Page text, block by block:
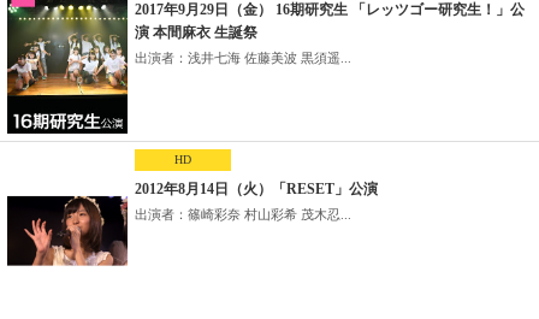
2017年9月29日（金） 16期研究生 「レッツゴー研究生！」公
演 本間麻衣 生誕祭
出演者：浅井七海 佐藤美波 黒須遥...
HD
2012年8月14日（火）「RESET」公演
出演者：篠崎彩奈 村山彩希 茂木忍...